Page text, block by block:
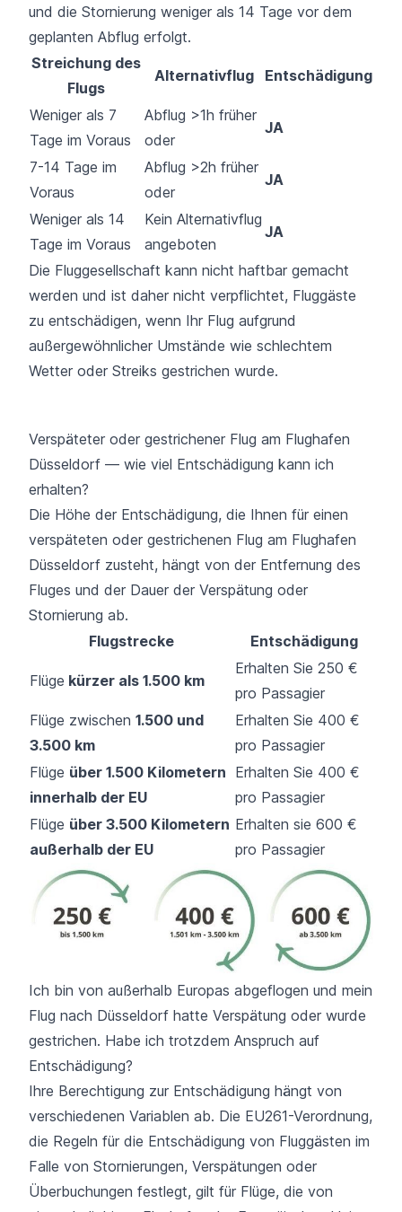
und die Stornierung weniger als 14 Tage vor dem
geplanten Abflug erfolgt.
Streichung des
Flugs
Alternativflug Entschädigung
Weniger als 7
Tage im Voraus
Abflug >1h früher
oder
JA
7-14 Tage im
Voraus
Abflug >2h früher
oder
JA
Weniger als 14
Tage im Voraus
Kein Alternativflug
angeboten
JA
Die Fluggesellschaft kann nicht haftbar gemacht
werden und ist daher nicht verpflichtet, Fluggäste
zu entschädigen, wenn Ihr Flug aufgrund
außergewöhnlicher Umstände wie schlechtem
Wetter oder Streiks gestrichen wurde.
Verspäteter oder gestrichener Flug am Flughafen
Düsseldorf — wie viel Entschädigung kann ich
erhalten?
Die Höhe der Entschädigung, die Ihnen für einen
verspäteten oder gestrichenen Flug am Flughafen
Düsseldorf zusteht, hängt von der Entfernung des
Fluges und der Dauer der Verspätung oder
Stornierung ab.
Flugstrecke
Entschädigung
Flüge kürzer als 1.500 km
Erhalten Sie 250 €
pro Passagier
Flüge zwischen 1.500 und
3.500 km
Erhalten Sie 400 €
pro Passagier
Flüge über 1.500 Kilometern
innerhalb der EU
Erhalten Sie 400 €
pro Passagier
Flüge über 3.500 Kilometern
außerhalb der EU
Erhalten sie 600 €
pro Passagier
Ich bin von außerhalb Europas abgeflogen und mein
Flug nach Düsseldorf hatte Verspätung oder wurde
gestrichen. Habe ich trotzdem Anspruch auf
Entschädigung?
Ihre Berechtigung zur Entschädigung hängt von
verschiedenen Variablen ab. Die EU261-Verordnung,
die Regeln für die Entschädigung von Fluggästen im
Falle von Stornierungen, Verspätungen oder
Überbuchungen festlegt, gilt für Flüge, die von